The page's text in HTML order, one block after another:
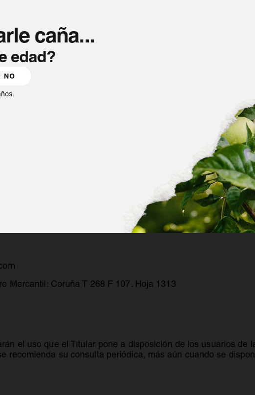
caña...
edad?
NO
Mercantil: Coruña T 268 F 107. Hoja 1313
el uso que el Titular pone a disposición de los usuarios de
recomienda su consulta periódica, más aún cuando se